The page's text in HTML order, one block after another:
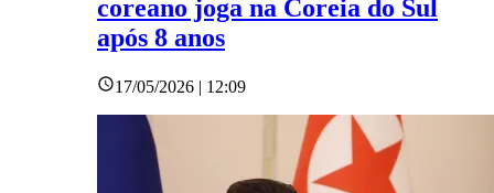
coreano joga na Coreia do Sul
após 8 anos
17/05/2026 | 12:09